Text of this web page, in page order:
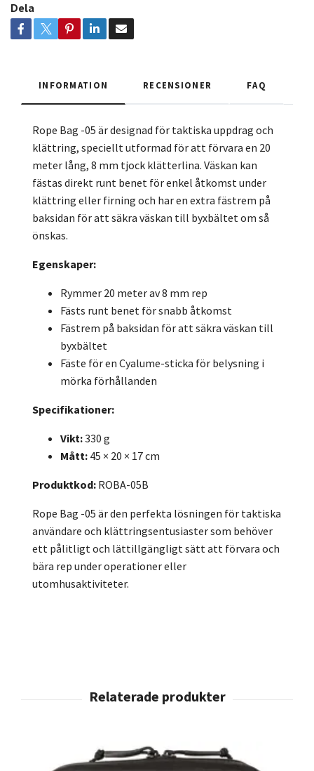
Dela
INFORMATION RECENSIONER FAQ
Rope Bag -05 är designad för taktiska uppdrag och
klättring, speciellt utformad för att förvara en 20
meter lång, 8 mm tjock klätterlina. Väskan kan
fästas direkt runt benet för enkel åtkomst under
klättring eller firning och har en extra fästrem på
baksidan för att säkra väskan till byxbältet om så
önskas.
Egenskaper:
Rymmer 20 meter av 8 mm rep
Fästs runt benet för snabb åtkomst
Fästrem på baksidan för att säkra väskan till
byxbältet
Fäste för en Cyalume-sticka för belysning i
mörka förhållanden
Specifikationer:
Vikt:330 g
Mått: 45 × 20 × 17 cm
Produktkod: ROBA-05B
Rope Bag -05 är den perfekta lösningen för taktiska
användare och klättringsentusiaster som behöver
ett pålitligt och lättillgängligt sätt att förvara och
bära rep under operationer eller
utomhusaktiviteter.